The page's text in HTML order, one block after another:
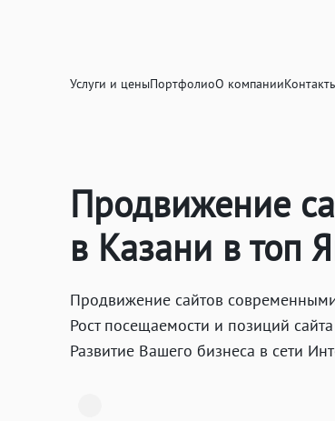
Услуги и ценыПортфолиоО компании
Продвижение
в Казани в топ
Продвижение сайтов
Рост посещаемости и позиций
Развитие Вашего бизнеса в сети